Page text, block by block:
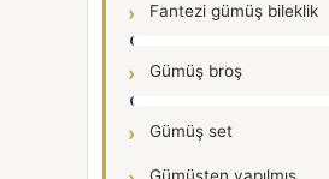
Fantezi gümüş bileklik
Gümüş broş
Gümüş set